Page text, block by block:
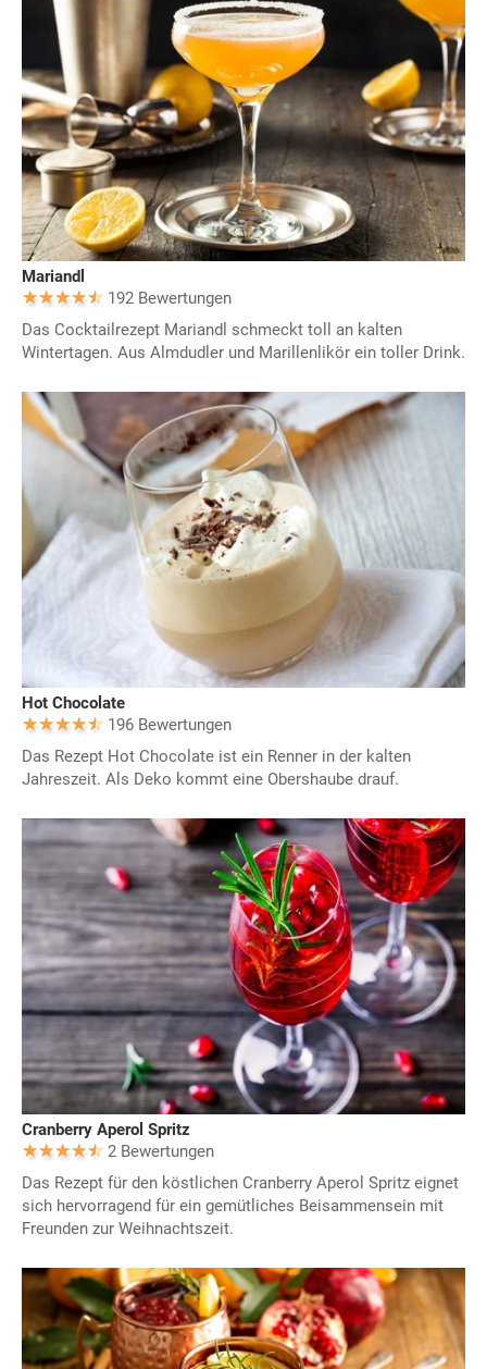
Mariandl
192 Bewertungen
Das Cocktailrezept Mariandl schmeckt toll an kalten
Wintertagen. Aus Almdudler und Marillenlikör ein toller Drink.
Hot Chocolate
196 Bewertungen
Das Rezept Hot Chocolate ist ein Renner in der kalten
Jahreszeit. Als Deko kommt eine Obershaube drauf.
Cranberry Aperol Spritz
2 Bewertungen
Das Rezept für den köstlichen Cranberry Aperol Spritz eignet
sich hervorragend für ein gemütliches Beisammensein mit
Freunden zur Weihnachtszeit.